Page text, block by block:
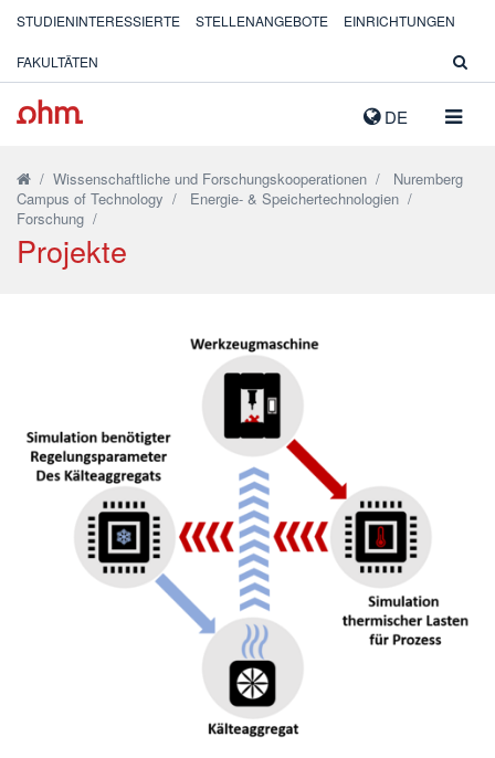
DE
STUDIENINTERESSIERTE STELLENANGEBOTE EINRICHTUNGEN
FAKULTÄTEN
/ Wissenschaftliche und Forschungskooperationen / Nuremberg
Campus of Technology / Energie- & Speichertechnologien /
Forschung /
Projekte